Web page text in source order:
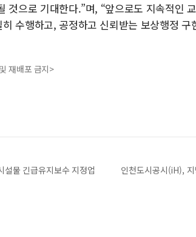
것으로 기대한다.”며, “앞으로도 지속적인
수행하고, 공정하고 신뢰받는 보상행정
재배포 금지>
설물 긴급유지보수 지정업
인천도시공시(iH),